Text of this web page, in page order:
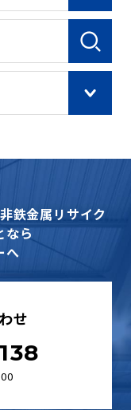
鉄金属リサイク
なら
へ
せ